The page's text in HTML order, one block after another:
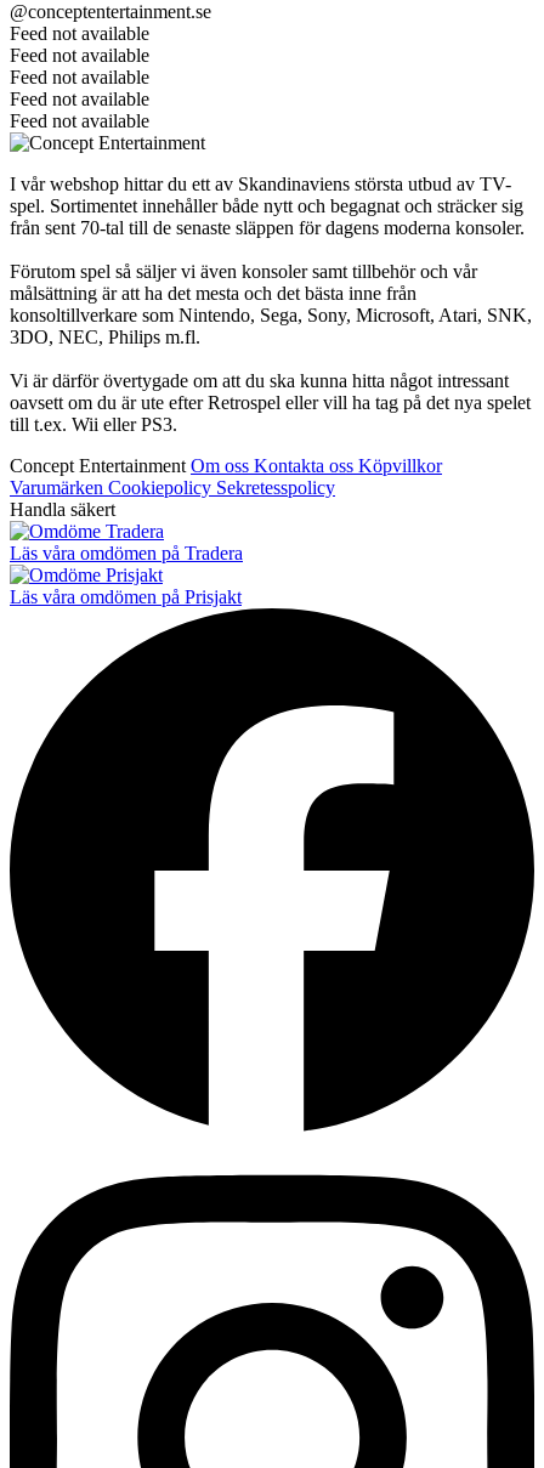
@conceptentertainment.se
Feed not available
Feed not available
Feed not available
Feed not available
Feed not available
I vår webshop hittar du ett av Skandinaviens största utbud av TV-
spel. Sortimentet innehåller både nytt och begagnat och sträcker sig
från sent 70-tal till de senaste släppen för dagens moderna konsoler.
Förutom spel så säljer vi även konsoler samt tillbehör och vår
målsättning är att ha det mesta och det bästa inne från
konsoltillverkare som Nintendo, Sega, Sony, Microsoft, Atari, SNK,
3DO, NEC, Philips m.fl.
Vi är därför övertygade om att du ska kunna hitta något intressant
oavsett om du är ute efter Retrospel eller vill ha tag på det nya spelet
till t.ex. Wii eller PS3.
Concept Entertainment Om oss Kontakta oss Köpvillkor
Varumärken Cookiepolicy Sekretesspolicy
Handla säkert
Läs våra omdömen på Tradera
Läs våra omdömen på Prisjakt